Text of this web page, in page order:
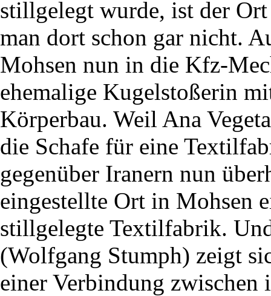
stillgelegt wurde, ist der
man dort schon gar nicht.
Mohsen nun in die Kfz-
ehemalige Kugelstoßerin
Körperbau. Weil Ana
die Schafe für eine
gegenüber Iranern nun
eingestellte Ort in Mohsen
stillgelegte Textilfabrik.
(Wolfgang Stumph) zeigt
einer Verbindung zwischen